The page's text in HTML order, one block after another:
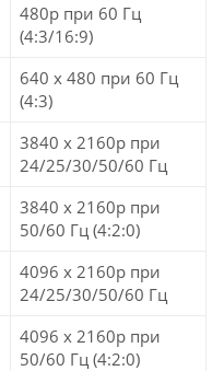
480p при 60 Гц
(4:3/16:9)
640 x 480 при 60 Гц
(4:3)
3840 x 2160p при
24/25/30/50/60 Гц
3840 x 2160p при
50/60 Гц (4:2:0)
4096 x 2160p при
24/25/30/50/60 Гц
4096 x 2160p при
50/60 Гц (4:2:0)